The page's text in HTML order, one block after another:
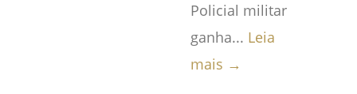
Policial militar
ganha... Leia
mais →